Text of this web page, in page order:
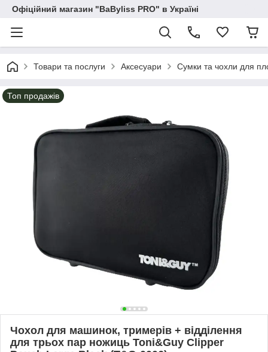
Офіційний магазин "BaByliss PRO" в Україні
Товари та послуги Аксесуари Сумки та чохли для
Топ продажів
Чохол для машинок, тримерів + відділення
для трьох пар ножиць Toni&Guy Clipper